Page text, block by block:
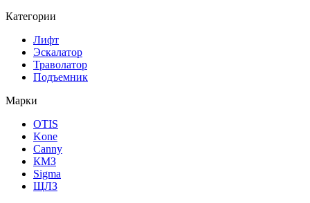
Категории
Лифт
Эскалатор
Траволатор
Подъемник
Марки
OTIS
Kone
Canny
КМЗ
Sigma
ЩЛЗ